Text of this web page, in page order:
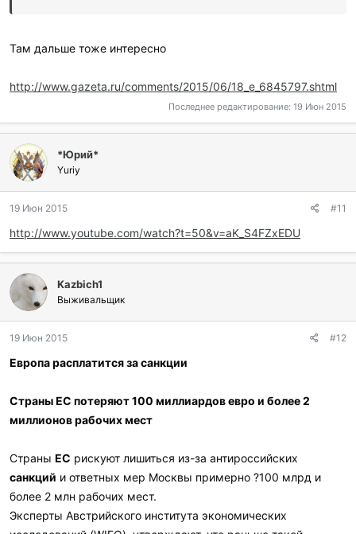
В течение двух недель компании и банки, попавшие в поле
российского имущества на балансах и денег на счетах.
Причем арест может быть наложен на средства компаний,
которыми Россия владеет не напрямую, а косвенно. В список
потенциальных жертв попали практически все крупные банки,
российские представительства (кроме дипломатических),
корпункты СМИ и даже архиепископство Брюссельское и
Бельгийское РПЦ. То есть все организации, в чьем
финансировании может принимать участие российское
Там дальше тоже интересно
http://www.gazeta.ru/comments/2015/06/18_e_6845797.shtml
Последнее редактирование: 19 Июн 2015
*Юрий*
Yuriy
19 Июн 2015 #11
http://www.youtube.com/watch?t=50&v=aK_S4FZxEDU
Kazbich1
Выживальщик
19 Июн 2015 #12
Европа расплатится за санкции
Страны ЕС потеряют 100 миллиардов евро и более 2
миллионов рабочих мест
Страны ЕС рискуют лишиться из-за антироссийских
санкций и ответных мер Москвы примерно ?100 млрд и
более 2 млн рабочих мест.
Эксперты Австрийского института экономических